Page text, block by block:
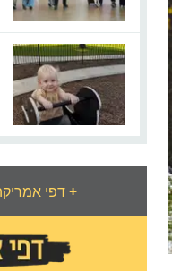
דפי אמריקה - הוסף בית עסק+